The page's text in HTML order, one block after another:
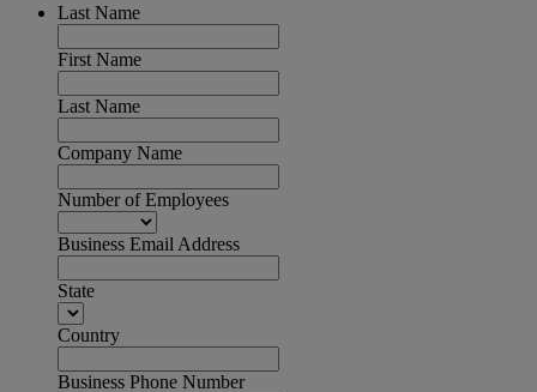
Last Name
First Name
Last Name
Company Name
Number of Employees
Business Email Address
State
Country
Business Phone Number